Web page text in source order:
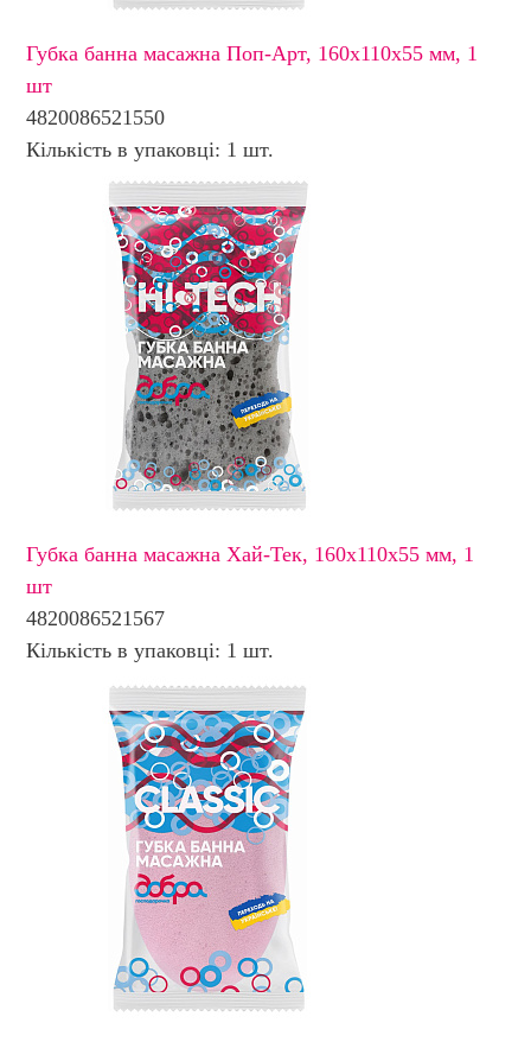
Губка банна масажна Поп-Арт, 160х110х55 мм, 1
шт
4820086521550
Кількість в упаковці: 1 шт.
Губка банна масажна Хай-Тек, 160х110х55 мм, 1
шт
4820086521567
Кількість в упаковці: 1 шт.